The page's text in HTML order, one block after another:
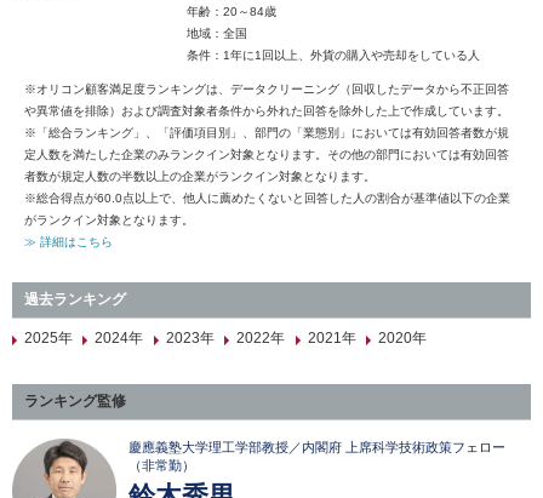
年齢：20～84歳
地域：全国
条件：1年に1回以上、外貨の購入や売却をしている人
※オリコン顧客満足度ランキングは、データクリーニング（回収したデータから不正回答
や異常値を排除）および調査対象者条件から外れた回答を除外した上で作成しています。
※「総合ランキング」、「評価項目別」、部門の「業態別」においては有効回答者数が規
定人数を満たした企業のみランクイン対象となります。その他の部門においては有効回答
者数が規定人数の半数以上の企業がランクイン対象となります。
※総合得点が60.0点以上で、他人に薦めたくないと回答した人の割合が基準値以下の企業
がランクイン対象となります。
≫ 詳細はこちら
過去ランキング
2025年 2024年 2023年 2022年 2021年 2020年
ランキング監修
慶應義塾大学理工学部教授／内閣府 上席科学技術政策フェロー
（非常勤）